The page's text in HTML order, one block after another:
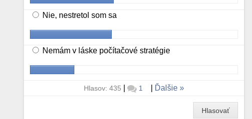
Nie, nestretol som sa
Nemám v láske počítačové stratégie
Hlasov: 435 | 1 Ďalšie
Hlasovať